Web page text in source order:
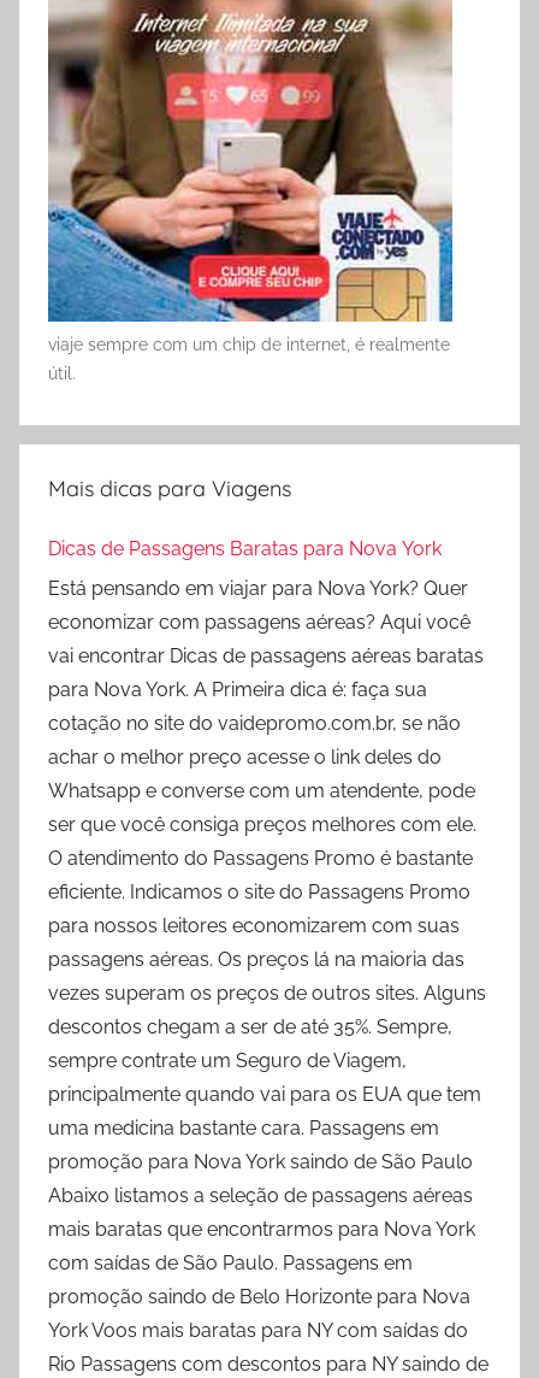
viaje sempre com um chip de internet, é realmente
útil.
Mais dicas para Viagens
Dicas de Passagens Baratas para Nova York
Está pensando em viajar para Nova York? Quer
economizar com passagens aéreas? Aqui você
vai encontrar Dicas de passagens aéreas baratas
para Nova York. A Primeira dica é: faça sua
cotação no site do vaidepromo.com.br, se não
achar o melhor preço acesse o link deles do
Whatsapp e converse com um atendente, pode
ser que você consiga preços melhores com ele.
O atendimento do Passagens Promo é bastante
eficiente. Indicamos o site do Passagens Promo
para nossos leitores economizarem com suas
passagens aéreas. Os preços lá na maioria das
vezes superam os preços de outros sites. Alguns
descontos chegam a ser de até 35%. Sempre,
sempre contrate um Seguro de Viagem,
principalmente quando vai para os EUA que tem
uma medicina bastante cara. Passagens em
promoção para Nova York saindo de São Paulo
Abaixo listamos a seleção de passagens aéreas
mais baratas que encontrarmos para Nova York
com saídas de São Paulo. Passagens em
promoção saindo de Belo Horizonte para Nova
York Voos mais baratas para NY com saídas do
Rio Passagens com descontos para NY saindo de